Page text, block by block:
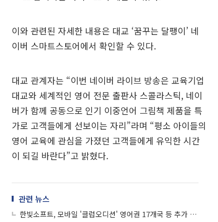
이와 관련된 자세한 내용은 대교 ‘꿈꾸는 달팽이’ 네
이버 스마트스토어에서 확인할 수 있다.
대교 관계자는 “이번 네이버 라이브 방송은 교육기업
대교와 세계적인 영어 전문 출판사 스콜라스틱, 네이
버가 함께 공동으로 인기 이중언어 그림책 제품을 특
가로 고객들에게 선보이는 자리”라며 “평소 아이들의
영어 교육에 관심을 가졌던 고객들에게 유익한 시간
이 되길 바란다”고 밝혔다.
관련 뉴스
한빛소프트, 모바일 '클럽오디션' 영어권 17개국 등 추가 론칭